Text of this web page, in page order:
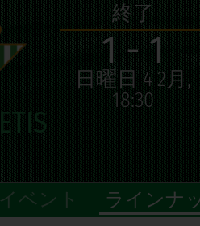
終了
1 - 1
日曜日 4 2月,
18:30
イベント ラインナ